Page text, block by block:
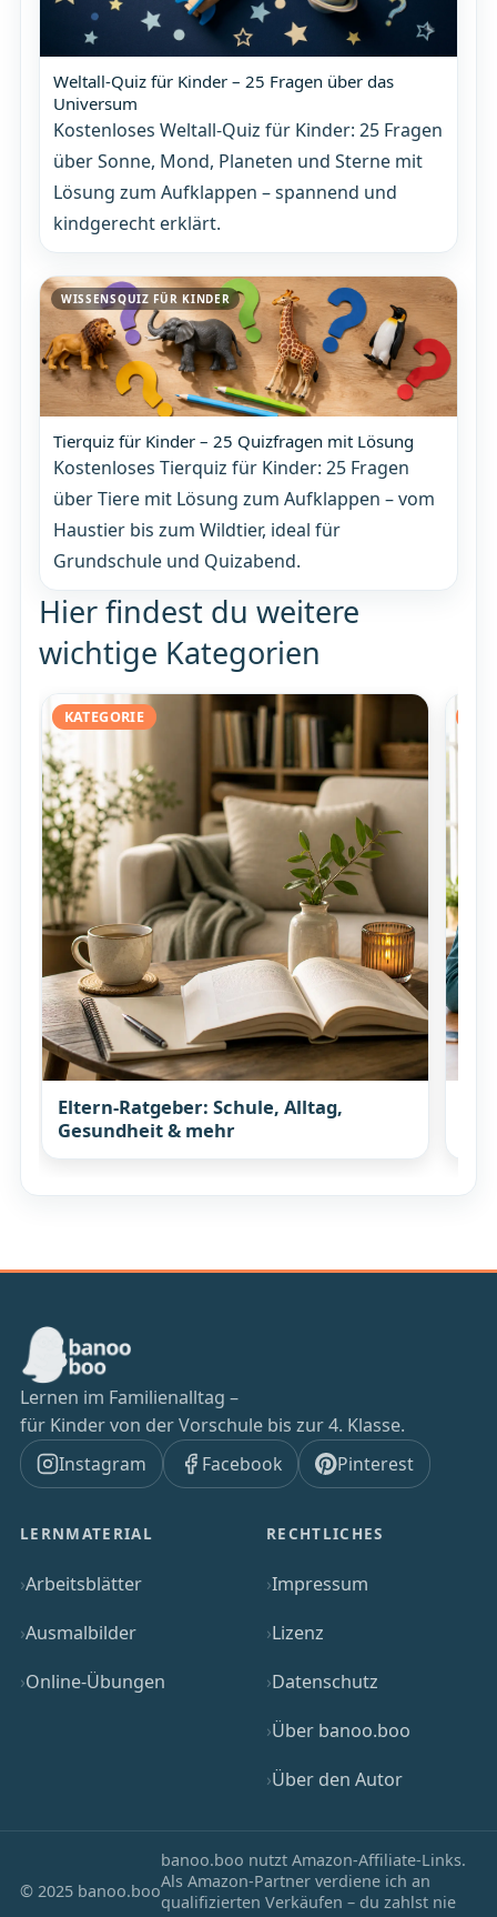
Weltall-Quiz für Kinder – 25 Fragen über das
Universum
Kostenloses Weltall-Quiz für Kinder: 25 Fragen
über Sonne, Mond, Planeten und Sterne mit
Lösung zum Aufklappen – spannend und
kindgerecht erklärt.
WISSENSQUIZ FÜR KINDER
Tierquiz für Kinder – 25 Quizfragen mit Lösung
Kostenloses Tierquiz für Kinder: 25 Fragen
über Tiere mit Lösung zum Aufklappen – vom
Haustier bis zum Wildtier, ideal für
Grundschule und Quizabend.
Hier findest du weitere
wichtige Kategorien
KATEGORIE
Eltern-Ratgeber: Schule, Alltag,
Gesundheit & mehr
Lernen im Familienalltag –
für Kinder von der Vorschule bis zur 4. Klasse.
Instagram
Facebook Pinterest
LERNMATERIAL
Arbeitsblätter
Ausmalbilder
Online-Übungen
RECHTLICHES
Impressum
Lizenz
Datenschutz
Über banoo.boo
Über den Autor
© 2025 banoo.boo
banoo.boo nutzt Amazon-Affiliate-Links.
Als Amazon-Partner verdiene ich an
qualifizierten Verkäufen – du zahlst nie